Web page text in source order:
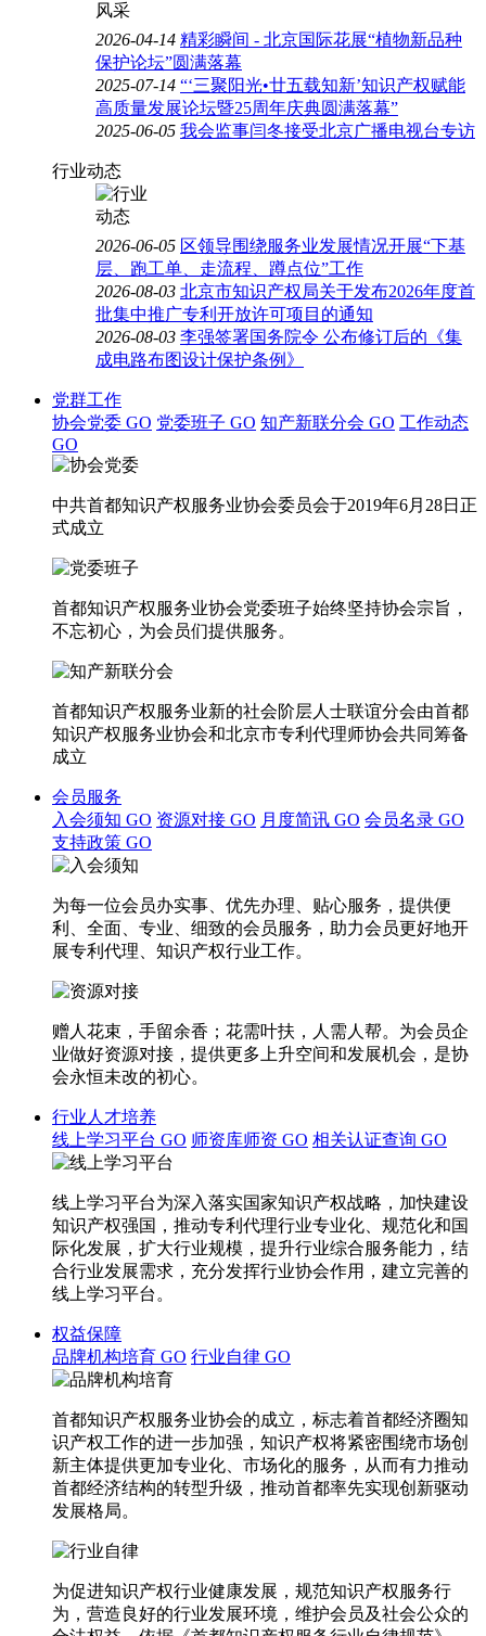
2026-04-14 精彩瞬间 - 北京国际花展“植物新品种
保护论坛”圆满落幕
2025-07-14 “‘三聚阳光•廿五载知新’知识产权赋能
高质量发展论坛暨25周年庆典圆满落幕”
2025-06-05 我会监事闫冬接受北京广播电视台专访
行业动态
2026-06-05 区领导围绕服务业发展情况开展“下基
层、跑工单、走流程、蹲点位”工作
2026-08-03 北京市知识产权局关于发布2026年度首
批集中推广专利开放许可项目的通知
2026-08-03 李强签署国务院令 公布修订后的《集
成电路布图设计保护条例》
党群工作
协会党委 GO 党委班子 GO 知产新联分会 GO 工作动态
GO
中共首都知识产权服务业协会委员会于2019年6月28日正
式成立
首都知识产权服务业协会党委班子始终坚持协会宗旨，
不忘初心，为会员们提供服务。
首都知识产权服务业新的社会阶层人士联谊分会由首都
知识产权服务业协会和北京市专利代理师协会共同筹备
成立
会员服务
入会须知 GO 资源对接 GO 月度简讯 GO 会员名录 GO
支持政策 GO
为每一位会员办实事、优先办理、贴心服务，提供便
利、全面、专业、细致的会员服务，助力会员更好地开
展专利代理、知识产权行业工作。
赠人花束，手留余香；花需叶扶，人需人帮。为会员企
业做好资源对接，提供更多上升空间和发展机会，是协
会永恒未改的初心。
行业人才培养
线上学习平台 GO 师资库师资 GO 相关认证查询 GO
线上学习平台为深入落实国家知识产权战略，加快建设
知识产权强国，推动专利代理行业专业化、规范化和国
际化发展，扩大行业规模，提升行业综合服务能力，结
合行业发展需求，充分发挥行业协会作用，建立完善的
线上学习平台。
权益保障
品牌机构培育 GO 行业自律 GO
首都知识产权服务业协会的成立，标志着首都经济圈知
识产权工作的进一步加强，知识产权将紧密围绕市场创
新主体提供更加专业化、市场化的服务，从而有力推动
首都经济结构的转型升级，推动首都率先实现创新驱动
发展格局。
为促进知识产权行业健康发展，规范知识产权服务行
为，营造良好的行业发展环境，维护会员及社会公众的